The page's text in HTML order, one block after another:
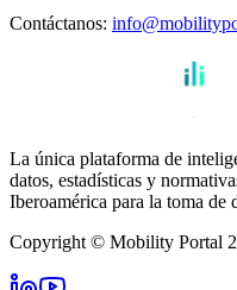
Contáctanos:
La única plataforma de
datos, estadísticas y
Iberoamérica para la toma de
Copyright © Mobility Portal